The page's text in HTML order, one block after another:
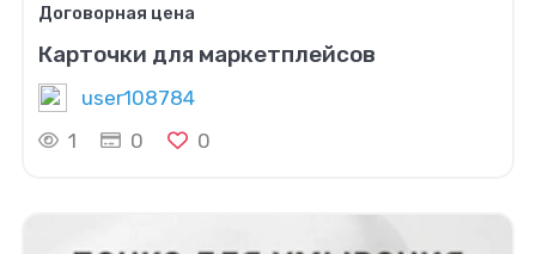
Договорная цена
Карточки для маркетплейсов
user108784
1
0 0